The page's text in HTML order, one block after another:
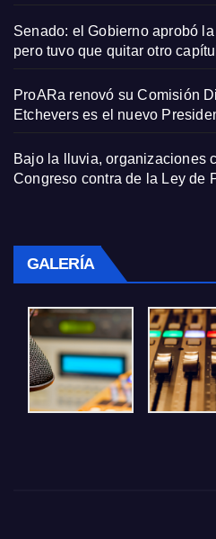
Senado: el Gobierno aprobó
pero tuvo que quitar otro
ProARa renovó su Comisión
Etchevers es el nuevo
Bajo la lluvia, organizaciones
Congreso contra de la Ley de
GALERÍA